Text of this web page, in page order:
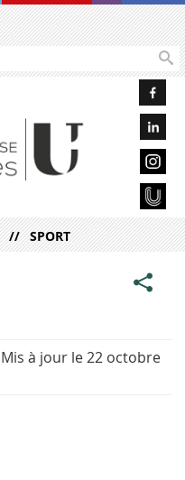
SPORT
Mis à jour le 22 octobre